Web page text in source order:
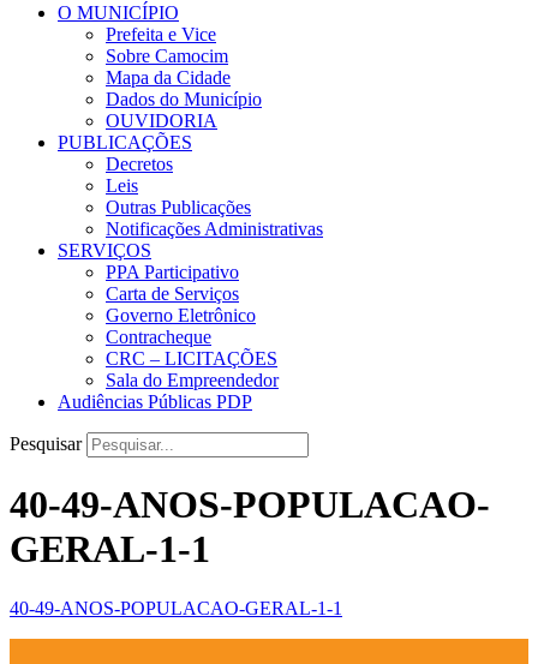
O MUNICÍPIO
Prefeita e Vice
Sobre Camocim
Mapa da Cidade
Dados do Município
OUVIDORIA
PUBLICAÇÕES
Decretos
Leis
Outras Publicações
Notificações Administrativas
SERVIÇOS
PPA Participativo
Carta de Serviços
Governo Eletrônico
Contracheque
CRC – LICITAÇÕES
Sala do Empreendedor
Audiências Públicas PDP
Pesquisar
40-49-ANOS-POPULACAO-
GERAL-1-1
40-49-ANOS-POPULACAO-GERAL-1-1